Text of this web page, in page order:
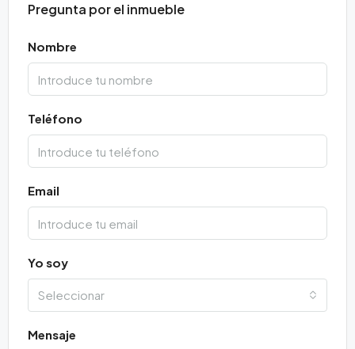
Pregunta por el inmueble
Nombre
Teléfono
Email
Yo soy
Seleccionar
Mensaje